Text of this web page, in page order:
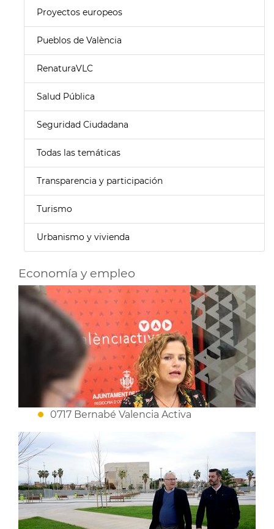
Proyectos europeos
Pueblos de València
RenaturaVLC
Salud Pública
Seguridad Ciudadana
Todas las temáticas
Transparencia y participación
Turismo
Urbanismo y vivienda
Economía y empleo
0717 Bernabé Valencia Activa